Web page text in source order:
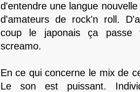
d'entendre une langue
d'amateurs de rock'n roll.
coup le japonais ça passe
screamo.
En ce qui concerne le mix de
Le son est puissant.